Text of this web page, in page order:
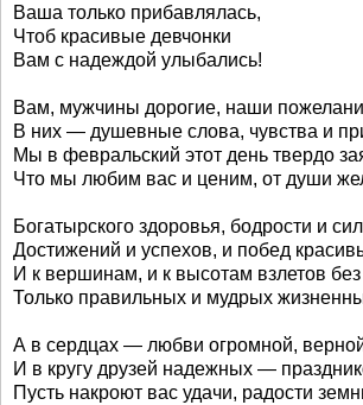
Ваша только прибавлялась,
Чтоб красивые девчонки
Вам с надеждой улыбались!
Вам, мужчины дорогие, наши
В них — душевные слова, чувства и
Мы в февральский этот день твердо
Что мы любим вас и ценим, от души
Богатырского здоровья, бодрости и
Достижений и успехов, и побед
И к вершинам, и к высотам взлетов
Только правильных и мудрых
А в сердцах — любви огромной,
И в кругу друзей надежных —
Пусть накроют вас удачи, радости